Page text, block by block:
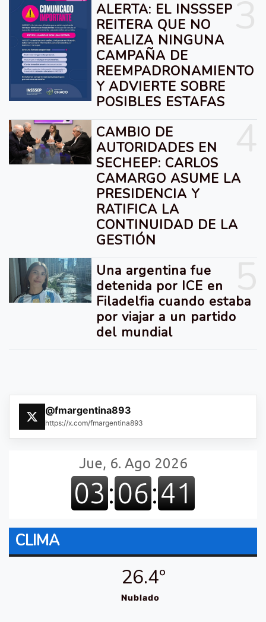
ALERTA: EL INSSSEP
REITERA QUE NO
REALIZA NINGUNA
CAMPAÑA DE
REEMPADRONAMIENTO
Y ADVIERTE SOBRE
POSIBLES ESTAFAS
CAMBIO DE
AUTORIDADES EN
SECHEEP: CARLOS
CAMARGO ASUME LA
PRESIDENCIA Y
RATIFICA LA
CONTINUIDAD DE LA
GESTIÓN
Una argentina fue
detenida por ICE en
Filadelfia cuando estaba
por viajar a un partido
del mundial
@fmargentina893
https://x.com/fmargentina893
CLIMA
26.4º
Nublado